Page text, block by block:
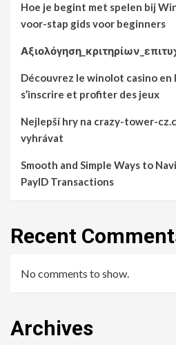
Hoe je begint met spelen bij
voor-stap gids voor beginners
Découvrez le winolot casino en
s’inscrire et profiter des jeux
Nejlepší hry na crazy-tower-
vyhrávat
Smooth and Simple Ways to
PayID Transactions
Recent
No comments to show.
Archives